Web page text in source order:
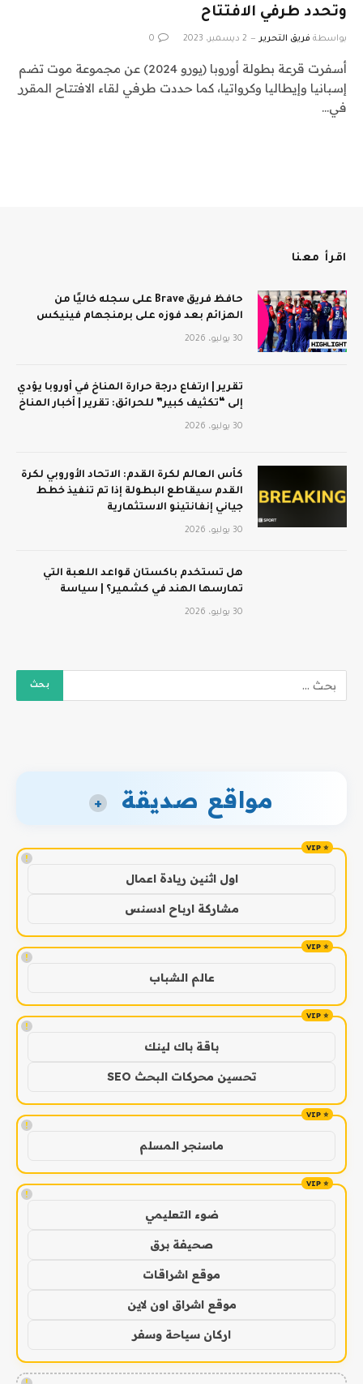
وتحدد طرفي الافتتاح
بواسطة فريق التحرير 2 ديسمبر، 2023 0
أسفرت قرعة بطولة أوروبا (يورو 2024) عن مجموعة موت تضم
إسبانيا وإيطاليا وكرواتيا، كما حددت طرفي لقاء الافتتاح المقرر
في…
اقرأ معنا
حافظ فريق Brave على سجله خاليًا من
الهزائم بعد فوزه على برمنجهام فينيكس
30 يوليو، 2026
تقرير | ارتفاع درجة حرارة المناخ في أوروبا يؤدي
إلى “تكثيف كبير” للحرائق: تقرير | أخبار المناخ
30 يوليو، 2026
كأس العالم لكرة القدم: الاتحاد الأوروبي لكرة
القدم سيقاطع البطولة إذا تم تنفيذ خطط
جياني إنفانتينو الاستثمارية
30 يوليو، 2026
هل تستخدم باكستان قواعد اللعبة التي
تمارسها الهند في كشمير؟ | سياسة
30 يوليو، 2026
مواقع صديقة +
!
اول اثنين ريادة اعمال
مشاركة ارباح ادسنس
!
عالم الشباب
!
باقة باك لينك
تحسين محركات البحث SEO
!
ماسنجر المسلم
!
ضوء التعليمي
صحيفة برق
موقع اشراقات
موقع اشراق اون لاين
اركان سياحة وسفر